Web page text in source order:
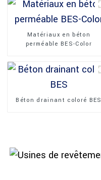
Matériaux en béton
perméable BES-Color
Béton drainant coloré BES